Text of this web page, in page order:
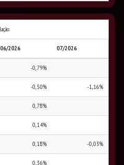
06/2026 07/2026
-0,79%
-0,50% -1,16%
0,78%
0,14%
0,18% -0,03%
0,36%